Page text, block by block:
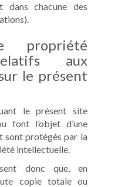
chacune des
propriété
aux
le présent
le présent site
font l’objet d’une
sont protégés par la
intellectuelle.
donc que, en
copie totale ou